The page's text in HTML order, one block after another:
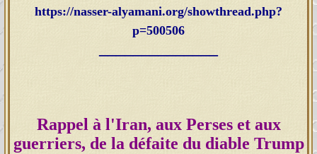
https://nasser-alyamani.org/showthread.php?
p=500506
Rappel à l'Iran, aux Perses et aux
guerriers, de la défaite du diable Trump